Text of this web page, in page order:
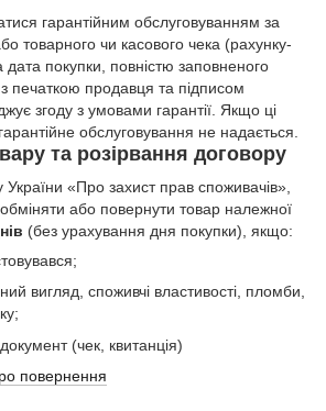
гарантійним обслуговуванням за
товарного чи касового чека (рахунку-
покупки, повністю заповненого
з печаткою продавця та підписом
згоду з умовами гарантії. Якщо ці
обслуговування не надається.
та розірвання договору
України «Про захист прав споживачів»,
або повернути товар належної
(без урахування дня покупки), якщо:
вигляд, споживчі властивості, пломби,
(чек, квитанція)
повернення